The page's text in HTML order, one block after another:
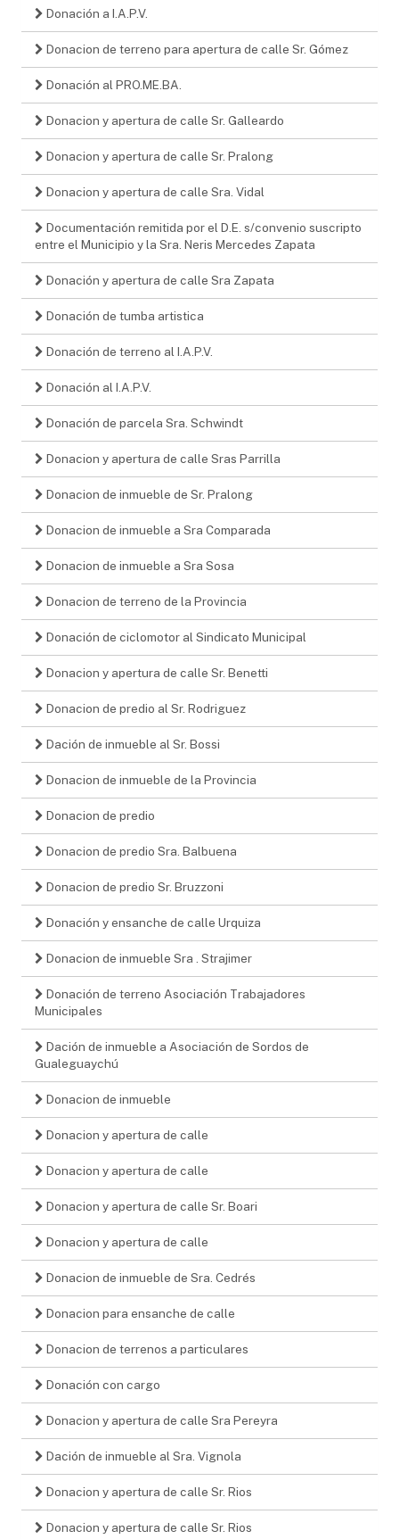
Donación a I.A.P.V.
Donacion de terreno para apertura de calle Sr. Gómez
Donación al PRO.ME.BA.
Donacion y apertura de calle Sr. Galleardo
Donacion y apertura de calle Sr. Pralong
Donacion y apertura de calle Sra. Vidal
Documentación remitida por el D.E. s/convenio suscripto
entre el Municipio y la Sra. Neris Mercedes Zapata
Donación y apertura de calle Sra Zapata
Donación de tumba artistica
Donación de terreno al I.A.P.V.
Donación al I.A.P.V.
Donación de parcela Sra. Schwindt
Donacion y apertura de calle Sras Parrilla
Donacion de inmueble de Sr. Pralong
Donacion de inmueble a Sra Comparada
Donacion de inmueble a Sra Sosa
Donacion de terreno de la Provincia
Donación de ciclomotor al Sindicato Municipal
Donacion y apertura de calle Sr. Benetti
Donacion de predio al Sr. Rodriguez
Dación de inmueble al Sr. Bossi
Donacion de inmueble de la Provincia
Donacion de predio
Donacion de predio Sra. Balbuena
Donacion de predio Sr. Bruzzoni
Donación y ensanche de calle Urquiza
Donacion de inmueble Sra . Strajimer
Donación de terreno Asociación Trabajadores
Municipales
Dación de inmueble a Asociación de Sordos de
Gualeguaychú
Donacion de inmueble
Donacion y apertura de calle
Donacion y apertura de calle
Donacion y apertura de calle Sr. Boari
Donacion y apertura de calle
Donacion de inmueble de Sra. Cedrés
Donacion para ensanche de calle
Donacion de terrenos a particulares
Donación con cargo
Donacion y apertura de calle Sra Pereyra
Dación de inmueble al Sra. Vignola
Donacion y apertura de calle Sr. Rios
Donacion y apertura de calle Sr. Rios